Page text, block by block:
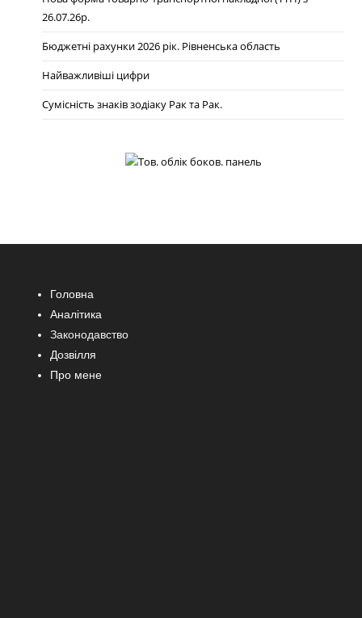
26.07.26р.
Бюджетні рахунки 2026 рік. Рівненська область
Найважливіші цифри
Сумісність знаків зодіаку Рак та Рак.
Головна
Аналітика
Законодавство
Дозвілля
Про мене